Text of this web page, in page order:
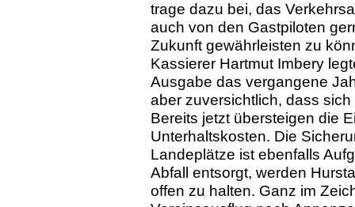
trage dazu bei, das
auch von den Gastpiloten
Zukunft gewährleisten zu
Kassierer Hartmut Imbery
Ausgabe das vergangene
aber zuversichtlich, dass
Bereits jetzt übersteigen die
Unterhaltskosten. Die
Landeplätze ist ebenfalls
Abfall entsorgt, werden
offen zu halten. Ganz im